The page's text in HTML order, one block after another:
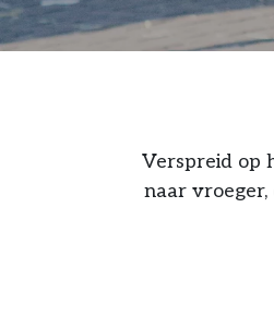
Verspreid op
naar